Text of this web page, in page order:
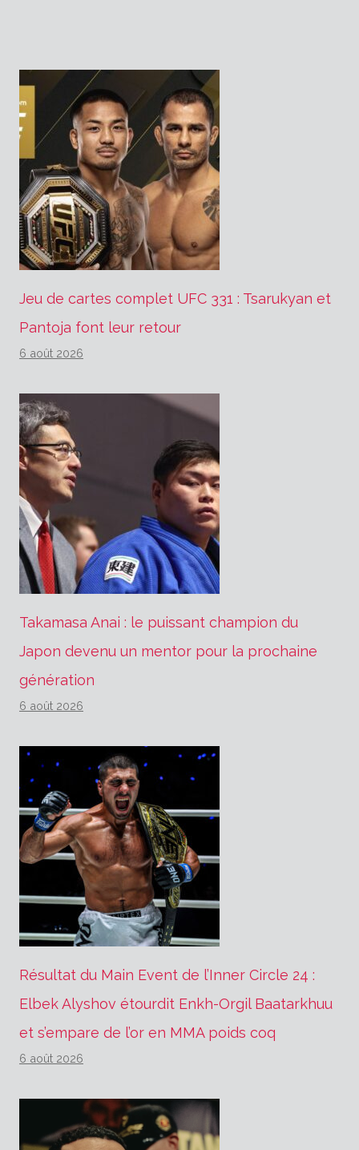
Jeu de cartes complet UFC 331 : Tsarukyan et
Pantoja font leur retour
6 août 2026
Takamasa Anai : le puissant champion du
Japon devenu un mentor pour la prochaine
génération
6 août 2026
Résultat du Main Event de l’Inner Circle 24 :
Elbek Alyshov étourdit Enkh-Orgil Baatarkhuu
et s’empare de l’or en MMA poids coq
6 août 2026